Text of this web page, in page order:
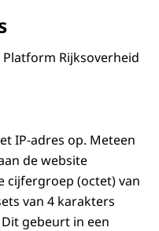
Rijksoverheid
IP-adres op. Meteen
de website
cijfergroep (octet) van
van 4 karakters
gebeurt in een